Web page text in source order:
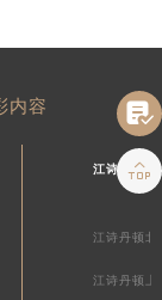
内容
江诗丹顿中
江诗丹顿北
江诗丹顿上

